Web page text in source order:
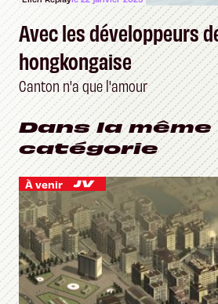
Avec les développeurs
hongkongaise
Canton n'a que l'amour
Dans la même
catégorie
À venir